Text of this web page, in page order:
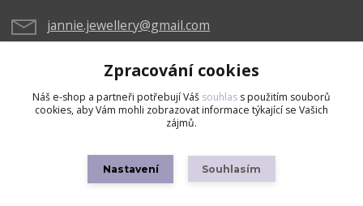
jannie.jewellery@gmail.com
Zpracování cookies
Náš e-shop a partneři potřebují Váš souhlas s použitím souborů
cookies, aby Vám mohli zobrazovat informace týkající se Vašich
zájmů.
Nastavení Souhlasím